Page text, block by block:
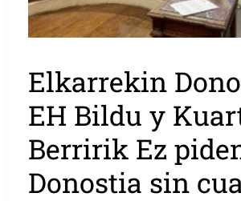
Elkarrekin
EH Bildu y
Berririk Ez
Donostia sin